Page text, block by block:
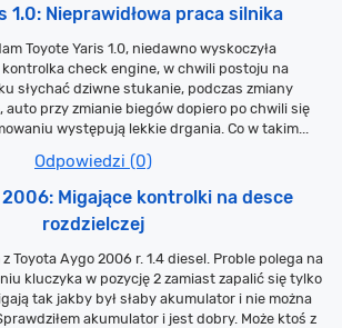
1.0: Nieprawidłowa praca silnika
Toyote Yaris 1.0, niedawno wyskoczyła
check engine, w chwili postoju na
słychać dziwne stukanie, podczas zmiany
przy zmianie biegów dopiero po chwili się
występują lekkie drgania. Co w takim...
Odpowiedzi (0)
Migające kontrolki na desce
rozdzielczej
Toyota Aygo 2006 r. 1.4 diesel. Proble polega na
kluczyka w pozycję 2 zamiast zapalić się tylko
tak jakby był słaby akumulator i nie można
akumulator i jest dobry. Może ktoś z